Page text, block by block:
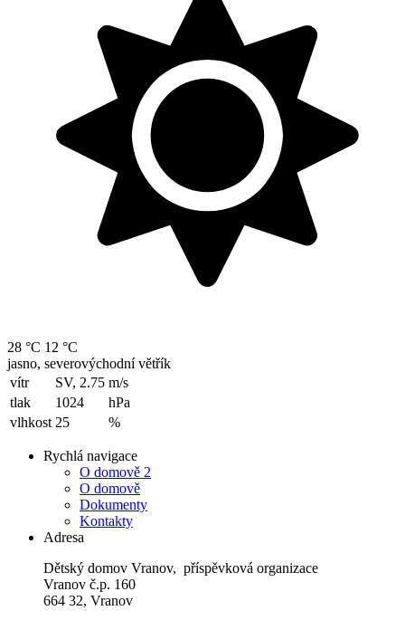
28 °C 12 °C
jasno, severovýchodní větřík
vítr
SV, 2.75 m/s
tlak
1024
hPa
vlhkost 25 %
Rychlá navigace
O domově 2
O domově
Dokumenty
Kontakty
Adresa
Dětský domov Vranov, příspěvková organizace
Vranov č.p. 160
664 32, Vranov